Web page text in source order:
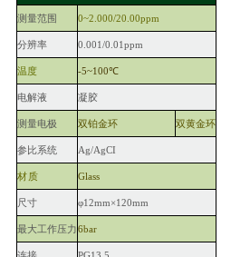
测量范围 0~2.000/20.00ppm
分辨率 0.001/0.01ppm
温度 -5~100℃
电解液 凝胶
测量电极 双铂金环 双黄金环
参比系统 Ag/AgCI
材质 Glass
尺寸 φ12mm×120mm
最大工作压力6bar
连接 PG13.5